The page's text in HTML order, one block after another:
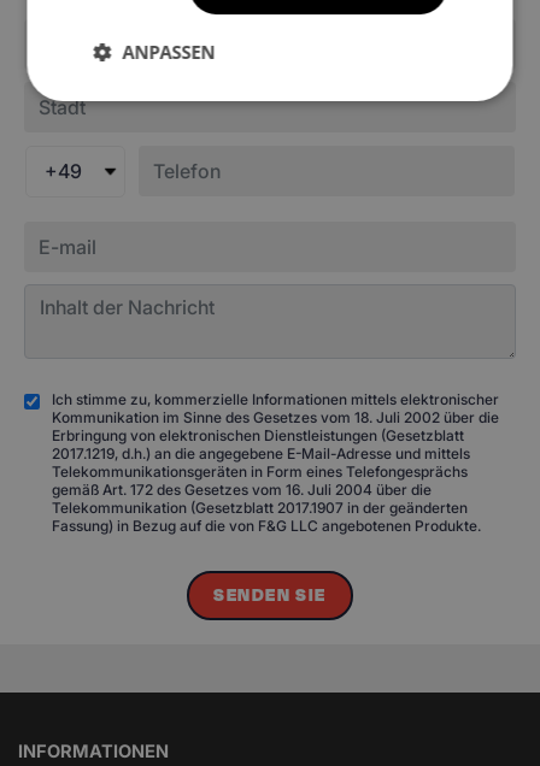
+49
Ich stimme zu, kommerzielle Informationen mittels elektronischer
Kommunikation im Sinne des Gesetzes vom 18. Juli 2002 über die
Erbringung von elektronischen Dienstleistungen (Gesetzblatt
2017.1219, d.h.) an die angegebene E-Mail-Adresse und mittels
Telekommunikationsgeräten in Form eines Telefongesprächs
gemäß Art. 172 des Gesetzes vom 16. Juli 2004 über die
Telekommunikation (Gesetzblatt 2017.1907 in der geänderten
Fassung) in Bezug auf die von F&G LLC angebotenen Produkte.
SENDEN SIE
INFORMATIONEN
ANPASSEN